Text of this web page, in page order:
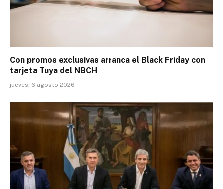
Con promos exclusivas arranca el Black Friday con
tarjeta Tuya del NBCH
jueves, 6 agosto 2026